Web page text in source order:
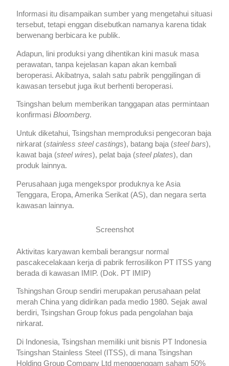
Informasi itu disampaikan sumber yang mengetahui situasi
tersebut, tetapi enggan disebutkan namanya karena tidak
berwenang berbicara ke publik.
Adapun, lini produksi yang dihentikan kini masuk masa
perawatan, tanpa kejelasan kapan akan kembali
beroperasi. Akibatnya, salah satu pabrik penggilingan di
kawasan tersebut juga ikut berhenti beroperasi.
Tsingshan belum memberikan tanggapan atas permintaan
konfirmasiBloomberg.
Untuk diketahui, Tsingshan memproduksi pengecoran baja
nirkarat (stainless steel castings), batang baja (steel bars),
kawat baja (steel wires), pelat baja (steel plates), dan
produk lainnya.
Perusahaan juga mengekspor produknya ke Asia
Tenggara, Eropa, Amerika Serikat (AS), dan negara serta
kawasan lainnya.
Screenshot
Aktivitas karyawan kembali berangsur normal
pascakecelakaan kerja di pabrik ferrosilikon PT ITSS yang
berada di kawasan IMIP. (Dok. PT IMIP)
Tshingshan Group sendiri merupakan perusahaan pelat
merah China yang didirikan pada medio 1980. Sejak awal
berdiri, Tsingshan Group fokus pada pengolahan baja
nirkarat.
Di Indonesia, Tsingshan memiliki unit bisnis PT Indonesia
Tsingshan Stainless Steel (ITSS), di mana Tsingshan
Holding Group Company Ltd menggenggam saham 50%